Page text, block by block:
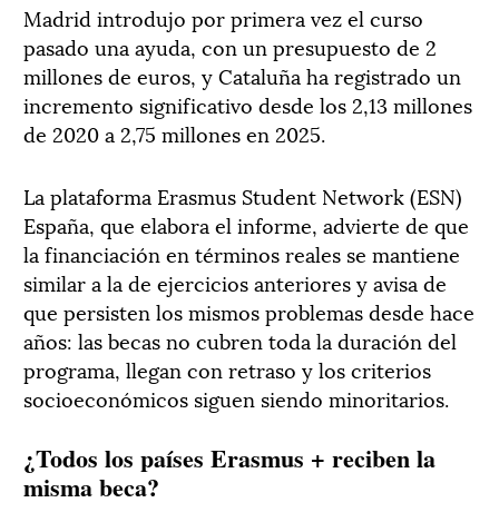
Madrid introdujo por primera vez el curso
pasado una ayuda, con un presupuesto de 2
millones de euros, y Cataluña ha registrado un
incremento significativo desde los 2,13 millones
de 2020 a 2,75 millones en 2025.
La plataforma Erasmus Student Network (ESN)
España, que elabora el informe, advierte de que
la financiación en términos reales se mantiene
similar a la de ejercicios anteriores y avisa de
que persisten los mismos problemas desde hace
años: las becas no cubren toda la duración del
programa, llegan con retraso y los criterios
socioeconómicos siguen siendo minoritarios.
¿Todos los países Erasmus + reciben la
misma beca?